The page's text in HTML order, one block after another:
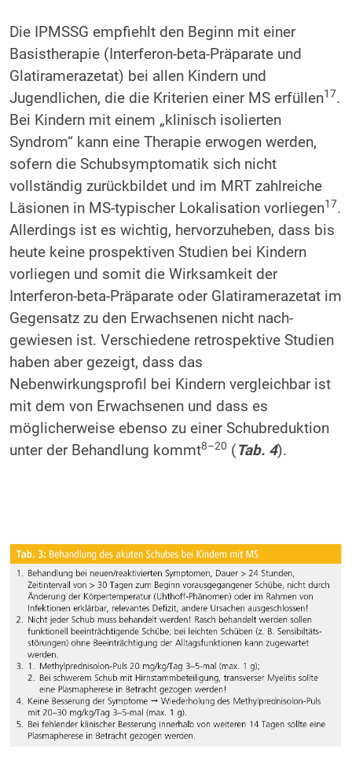
Die IPMSSG empfiehlt den Beginn mit einer
Basistherapie (Interferon-beta-Präparate und
Glatiramerazetat) bei allen Kindern und
Jugendlichen, die die Kriterien einer MS erfüllen17.
Bei Kindern mit einem „klinisch isolierten
Syndrom“ kann eine Therapie erwogen werden,
sofern die Schubsymptomatik sich nicht
vollständig zurückbildet und im MRT zahlreiche
Läsionen in MS-typischer Lokalisation vorliegen17.
Allerdings ist es wichtig, hervorzuheben, dass bis
heute keine prospektiven Studien bei Kindern
vorliegen und somit die Wirksamkeit der
Interferon-beta-Präparate oder Glatiramerazetat im
Gegensatz zu den Erwachsenen nicht nach­
gewiesen ist. Verschiedene retrospektive Studien
haben aber gezeigt, dass das
Nebenwirkungsprofil bei Kindern vergleichbar ist
mit dem von Erwachsenen und dass es
möglicherweise ebenso zu einer Schubreduktion
unter der Behandlung kommt8–20 (Tab. 4).